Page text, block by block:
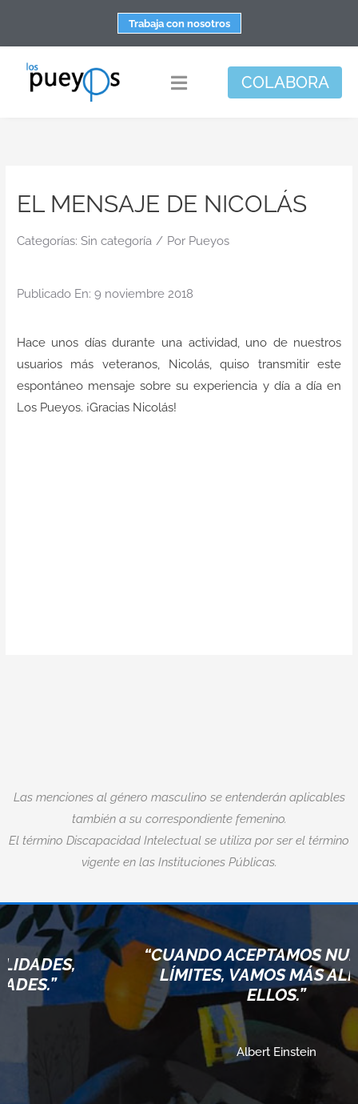
contenido
Trabaja con nosotros
Toggle
Apoyo personal y familiar
DisArte
Contacto
COLABORA
EL MENSAJE DE NICOLÁS
Categorías: Sin categoría / Por Pueyos
Publicado En: 9 noviembre 2018
Hace unos días durante una actividad, uno de nuestros
usuarios más veteranos, Nicolás, quiso transmitir este
espontáneo mensaje sobre su experiencia y día a día en
Los Pueyos. ¡Gracias Nicolás!
Las menciones al género masculino se entenderán aplicables
también a su correspondiente femenino.
El término Discapacidad Intelectual se utiliza por ser el término
vigente en las Instituciones Públicas.
“CUANDO ACEPTAMOS
LÍMITES, VAMOS MÁS ALLÁ DE
ELLOS.”
Albert Einstein